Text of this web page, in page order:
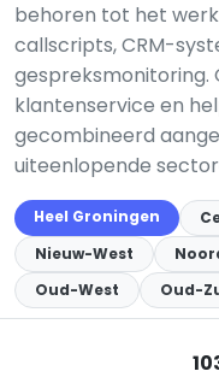
behoren tot het
callscripts, CRM-
gespreksmonitoring.
klantenservice en
gecombineerd
uiteenlopende
Heel Groningen
Nieuw-West
Oud-West
Oud-